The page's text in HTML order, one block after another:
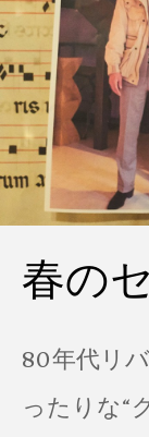
春の
80年代リ
ったりな“